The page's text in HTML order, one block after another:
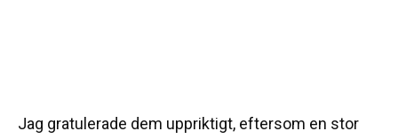
Jag gratulerade dem uppriktigt, eftersom en stor